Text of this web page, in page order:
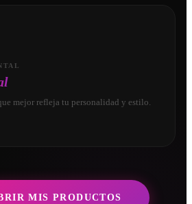
mejor refleja tu personalidad y estilo.
MIS PRODUCTOS